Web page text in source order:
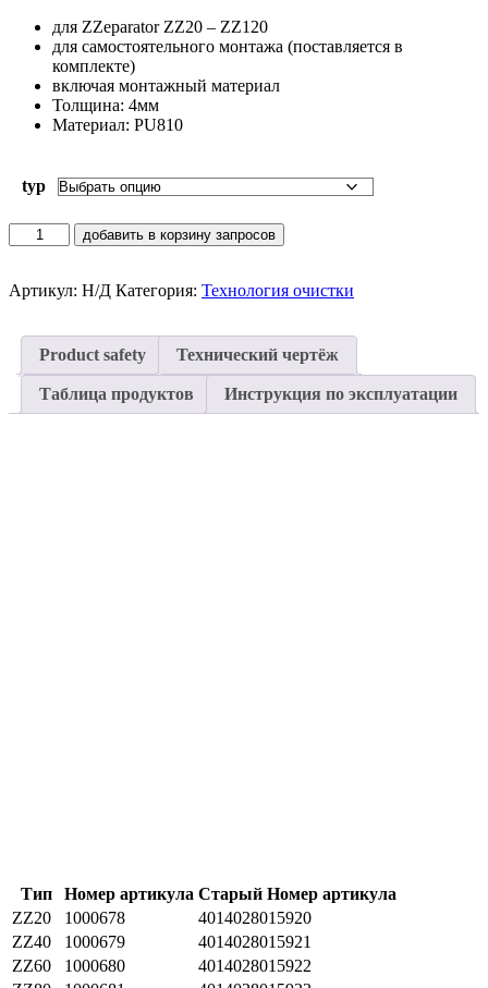
для ZZeparator ZZ20 – ZZ120
для самостоятельного монтажа (поставляется в
комплекте)
включая монтажный материал
Толщина: 4мм
Материал: PU810
typ
Количество
товара
от
ZZeparator
добавить в корзину запросов
Артикул: Н/Д Категория: Технология очистки
Product safety Технический чертёж
Таблица продуктов Инструкция по эксплуатации
Тип Номер артикула Cтарый Номер артикула
ZZ20
1000678
4014028015920
ZZ40
1000679
4014028015921
ZZ60
1000680
4014028015922